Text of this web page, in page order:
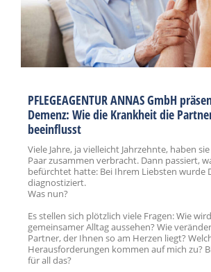
PFLEGEAGENTUR ANNAS GmbH
Demenz: Wie die Krankheit die
beeinflusst
Viele Jahre, ja vielleicht Jahrzehnte, haben
Paar zusammen verbracht. Dann passiert,
befürchtet hatte: Bei Ihrem Liebsten wurde
diagnostiziert.
Was nun?
Es stellen sich plötzlich viele Fragen: Wie
gemeinsamer Alltag aussehen? Wie
Partner, der Ihnen so am Herzen liegt?
Herausforderungen kommen auf mich zu?
für all das?